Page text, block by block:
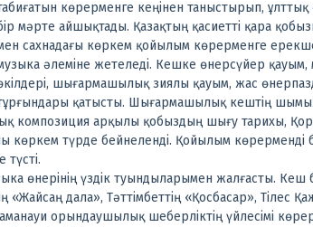
көрерменге кеңінен таныстырып, ұлттық
мәрте айшықтады. Қазақтың қасиетті қара
сахнадағы көркем қойылым көрерменге
әлеміне жетеледі. Кешке өнерсүйер
шығармашылық зиялы қауым, жас
қатысты. Шығармашылық кештің
композиция арқылы қобыздың шығу тарихы,
көркем түрде бейнеленді. Қойылым көрерменді
өнерінің үздік туындыларымен жалғасты.
дала», Тәттімбеттің «Қосбасар», Тілес
орындаушылық шеберліктің үйлесімі